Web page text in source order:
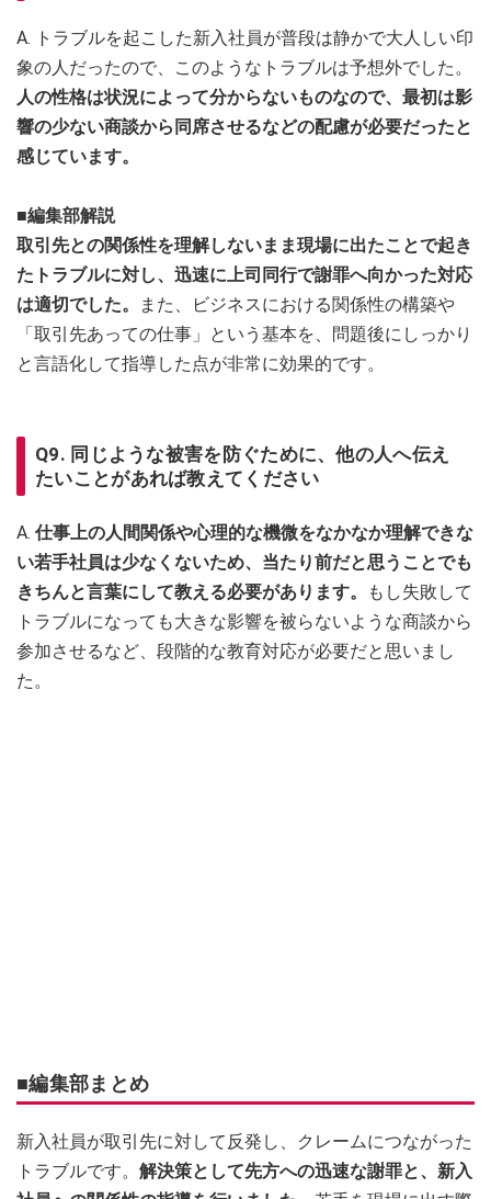
A. トラブルを起こした新入社員が普段は静かで大人しい印
象の人だったので、このようなトラブルは予想外でした。
人の性格は状況によって分からないものなので、最初は影
響の少ない商談から同席させるなどの配慮が必要だったと
感じています。
■編集部解説
取引先との関係性を理解しないまま現場に出たことで起き
たトラブルに対し、迅速に上司同行で謝罪へ向かった対応
は適切でした。
また、ビジネスにおける関係性の構築や
「取引先あっての仕事」という基本を、問題後にしっかり
と言語化して指導した点が非常に効果的です。
Q9. 同じような被害を防ぐために、他の人へ伝え
たいことがあれば教えてください
A. 仕事上の人間関係や心理的な機微をなかなか理解できな
い若手社員は少なくないため、当たり前だと思うことでも
きちんと言葉にして教える必要があります。
もし失敗して
トラブルになっても大きな影響を被らないような商談から
参加させるなど、段階的な教育対応が必要だと思いまし
た。
■編集部まとめ
新入社員が取引先に対して反発し、クレームにつながった
トラブルです。 解決策として先方への迅速な謝罪と、新入